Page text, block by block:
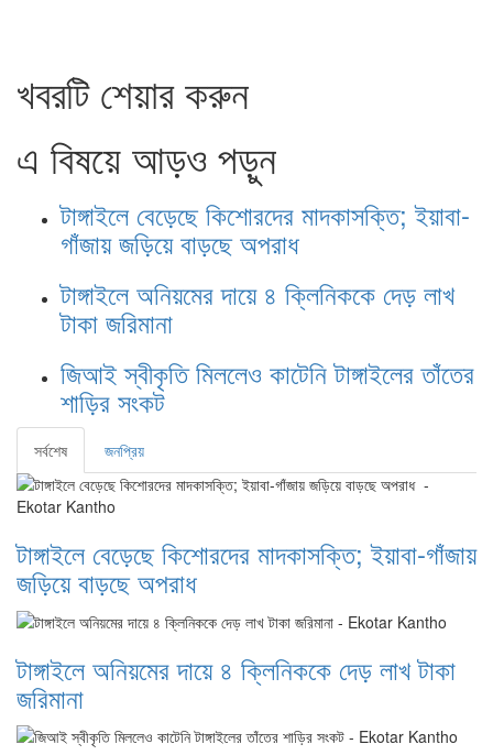
খবরটি শেয়ার করুন
এ বিষয়ে আড়ও পড়ুন
টাঙ্গাইলে বেড়েছে কিশোরদের মাদকাসক্তি; ইয়াবা-
গাঁজায় জড়িয়ে বাড়ছে অপরাধ
টাঙ্গাইলে অনিয়মের দায়ে ৪ ক্লিনিককে দেড় লাখ
টাকা জরিমানা
জিআই স্বীকৃতি মিললেও কাটেনি টাঙ্গাইলের তাঁতের
শাড়ির সংকট
সর্বশেষ জনপ্রিয়
টাঙ্গাইলে বেড়েছে কিশোরদের মাদকাসক্তি; ইয়াবা-গাঁজায়
জড়িয়ে বাড়ছে অপরাধ
টাঙ্গাইলে অনিয়মের দায়ে ৪ ক্লিনিককে দেড় লাখ টাকা
জরিমানা